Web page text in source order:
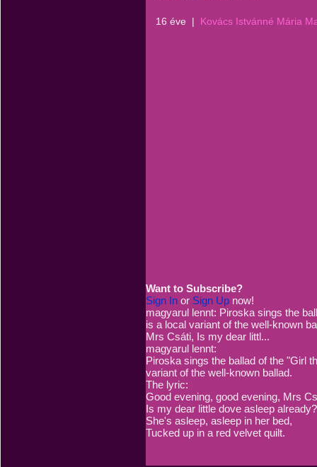
16 éve | Kovács Istvánné Mária
Want to Subscribe?
Sign In or Sign Up now!
magyarul lennt: Piroska sings the
is a local variant of the well-known
Mrs Csáti, Is my dear littl...
magyarul lennt:
Piroska sings the ballad of the "Girl
variant of the well-known ballad.
The lyric:
Good evening, good evening, Mrs
Is my dear little dove asleep already?
She's asleep, asleep in her bed,
Tucked up in a red velvet quilt.